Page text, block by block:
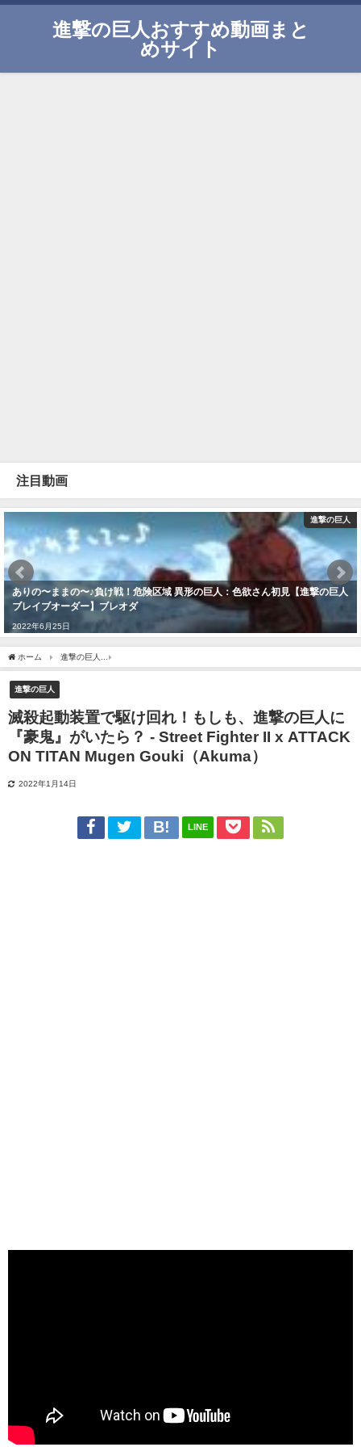
進撃の巨人おすすめ動画まと
めサイト
注目動画
進撃の巨人
ありの〜ままの〜♪負け戦！危険区域 異形の巨人：色欲さん初見【進撃の巨人
ブレイブオーダー】ブレオダ
2022年6月25日
ホーム 進撃の巨人
進撃の巨人
滅殺起動装置で駆け回れ！もしも、進撃の巨人に
『豪鬼』がいたら？ - Street Fighter II x ATTACK
ON TITAN Mugen Gouki（Akuma）
2022年1月14日
LINE